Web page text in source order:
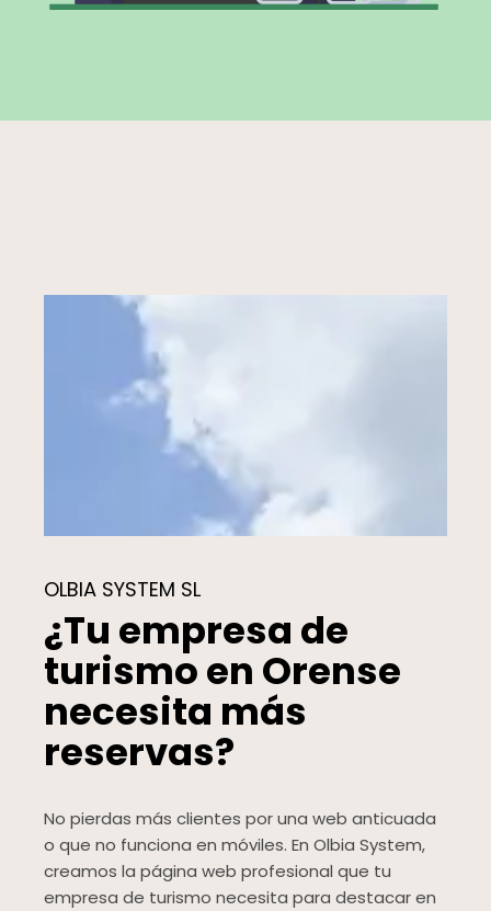
OLBIA SYSTEM SL
¿Tu empresa de
turismo en Orense
necesita más
reservas?
No pierdas más clientes por una web anticuada
o que no funciona en móviles. En Olbia System,
creamos la página web profesional que tu
empresa de turismo necesita para destacar en